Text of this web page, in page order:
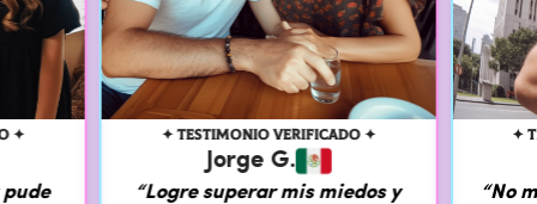
✦ ✦ TESTIMONIO VERIFICADO ✦
Jorge G.
“Logre superar mis miedos y
✦
“No